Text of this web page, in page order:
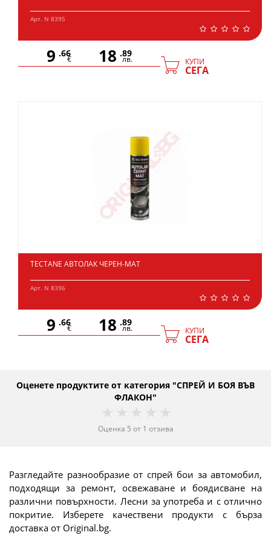
Арт. N 8395
9 .66
€ 18 .89
лв. КУПИ
СЕГА
TECTANE АВТОЛАК ЧЕРЕН-МАТ
Арт. N 8396
9 .66
€ 18 .89
лв. КУПИ
СЕГА
Оценете продуктите от категория "СПРЕЙ И БОЯ ВЪВ
ФЛАКОН"
Оценка 5 от 1 отзива
Разгледайте разнообразие от спрей бои за автомобил,
подходящи за ремонт, освежаване и боядисване на
различни повърхности. Лесни за употреба и с отлично
покритие. Изберете качествени продукти с бърза
доставка от Original.bg.